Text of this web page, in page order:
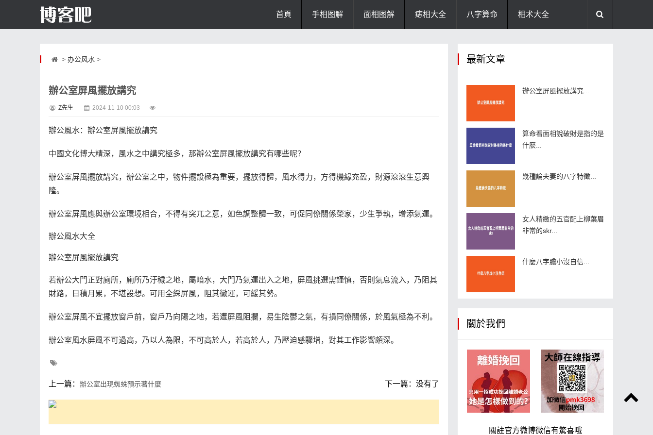
首頁 手相图解 面相图解 痣相大全 八字算命 相术大全
> 办公风水 >
辦公室屏風擺放講究
Z先生 2024-11-10 00:03
辦公風水：辦公室屏風擺放講究
中國文化博大精深，風水之中講究極多，那辦公室屏風擺放講究有哪些呢？
辦公室屏風擺放講究，辦公室之中，物件擺設極為重要，擺放得體，風水得力，方得機緣充盈，財源滾滾生意興
隆。
辦公室屏風應與辦公室環境相合，不得有突兀之意，如色調整體一致，可促同僚關係榮家，少生爭執，增添氣運。
辦公風水大全
辦公室屏風擺放講究
若辦公大門正對廁所，廁所乃汙穢之地，屬暗水，大門乃氣運出入之地，屏風挑選需謹慎，否則氣息流入，乃阻其
財路，日積月累，不堪設想。可用全綵屏風，阻其黴運，可緩其勢。
辦公室屏風不宜擺放窗戶前，窗戶乃向陽之地，若遭屏風阻攔，易生陰鬱之氣，有損同僚關係，於風氣極為不利。
辦公室風水屏風不可過高，乃以人為限，不可高於人，若高於人，乃壓迫感驟增，對其工作影響頗深。
上一篇： 辦公室出現蜘蛛預示著什麼 下一篇：没有了
最新文章
辦公室屏風擺放講究...
算命看面相說破財是指的是
什麼...
幾種論夫妻的八字特徵...
女人精緻的五官配上柳葉眉
非常的skr...
什麼八字膽小沒自信...
關於我們
關註官方微博微信有驚喜哦